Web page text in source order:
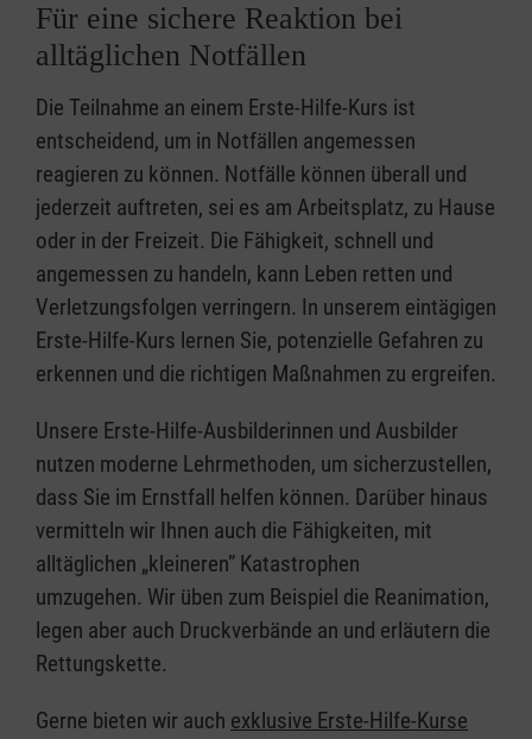
Für eine sichere Reaktion bei
alltäglichen Notfällen
Die Teilnahme an einem Erste-Hilfe-Kurs ist
entscheidend, um in Notfällen angemessen
reagieren zu können. Notfälle können überall und
jederzeit auftreten, sei es am Arbeitsplatz, zu Hause
oder in der Freizeit. Die Fähigkeit, schnell und
angemessen zu handeln, kann Leben retten und
Verletzungsfolgen verringern. In unserem eintägigen
Erste-Hilfe-Kurs lernen Sie, potenzielle Gefahren zu
erkennen und die richtigen Maßnahmen zu ergreifen.
Unsere Erste-Hilfe-Ausbilderinnen und Ausbilder
nutzen moderne Lehrmethoden, um sicherzustellen,
dass Sie im Ernstfall helfen können. Darüber hinaus
vermitteln wir Ihnen auch die Fähigkeiten, mit
alltäglichen „kleineren” Katastrophen
umzugehen. Wir üben zum Beispiel die Reanimation,
legen aber auch Druckverbände an und erläutern die
Rettungskette.
Gerne bieten wir auch exklusive Erste-Hilfe-Kurse